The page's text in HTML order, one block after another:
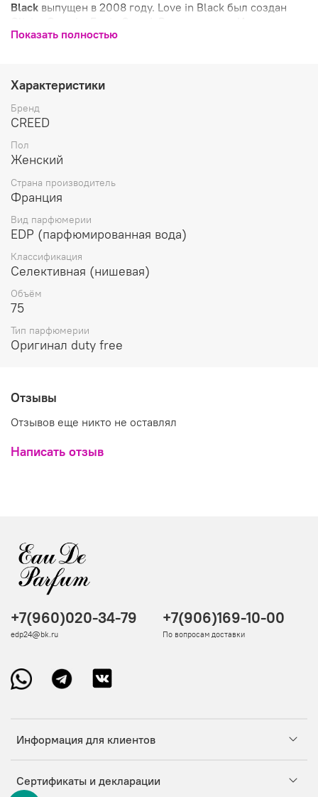
Black выпущен в 2008 году. Love in Black был создан
фиалка, Вирджинский кедр и Полевые цветы; средние
Показать полностью
Характеристики
Бренд
CREED
Пол
Женский
Страна производитель
Франция
Вид парфюмерии
EDP (парфюмированная вода)
Классификация
Селективная (нишевая)
Объём
75
Тип парфюмерии
Оригинал duty free
Отзывы
Отзывов еще никто не оставлял
Написать отзыв
Информация для клиентов
Сертификаты и декларации
+7(960)020-34-79
edp24@bk.ru
+7(906)169-10-00
По вопросам доставки